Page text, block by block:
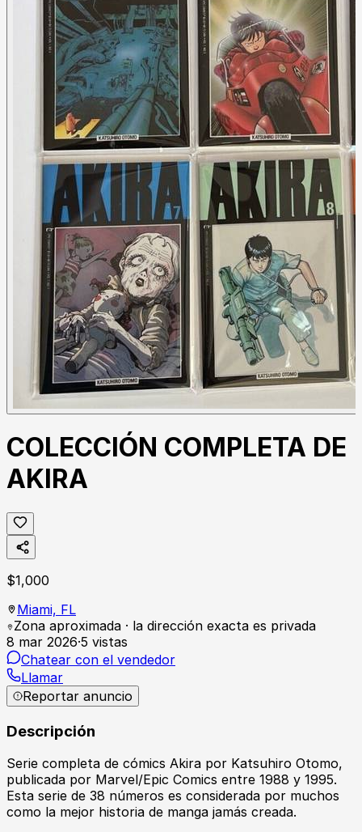
COLECCIÓN COMPLETA DE
AKIRA
$1,000
Miami, FL
Zona aproximada · la dirección exacta es privada
8 mar 2026·5 vistas
Chatear con el vendedor
Llamar
Reportar anuncio
Descripción
Serie completa de cómics Akira por Katsuhiro Otomo,
publicada por Marvel/Epic Comics entre 1988 y 1995.
Esta serie de 38 números es considerada por muchos
como la mejor historia de manga jamás creada.